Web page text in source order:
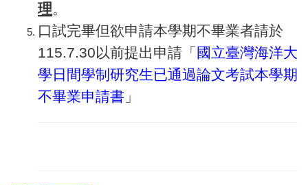
理。
口試完畢但欲申請本學期不畢業者請於
115.7.30以前提出申請「 國立臺灣海洋大
學日間學制研究生已通過論文考試本學期
不畢業申請書 」